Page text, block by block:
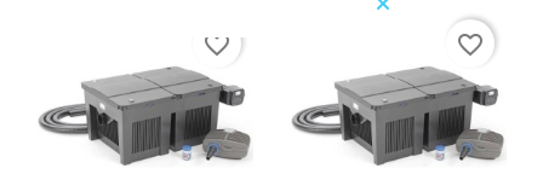
favorite_border favorite_border